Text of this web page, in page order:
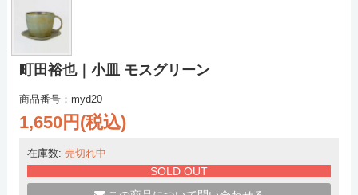
町田裕也｜小皿 モスグリーン
商品番号：myd20
1,650円(税込)
在庫数: 売切れ中
SOLD OUT